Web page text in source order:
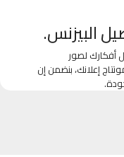
البيزنس.
أفكارك لصور
إعلانك، بنضمن إن